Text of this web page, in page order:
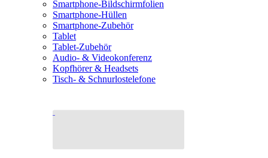
Smartphone-Bildschirmfolien
Smartphone-Hüllen
Smartphone-Zubehör
Tablet
Tablet-Zubehör
Audio- & Videokonferenz
Kopfhörer & Headsets
Tisch- & Schnurlostelefone